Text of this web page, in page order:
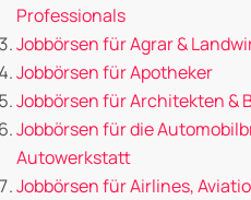
Professionals
Jobbörsen für Agrar &
Jobbörsen für Apotheker
Jobbörsen für Architekten &
Jobbörsen für die
Autowerkstatt
Jobbörsen für Airlines,